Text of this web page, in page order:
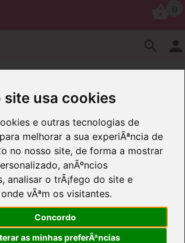
site usa cookies
e outras tecnologias de
melhorar a sua experiÃªncia de
no nosso site, de forma a mostrar
anÃºncios
analisar o trÃ¡fego do site e
vÃªm os visitantes.
Concordo
as minhas preferÃªncias
Contas com motivos
Tcheco
"Malý bráška"
motivo "Malý